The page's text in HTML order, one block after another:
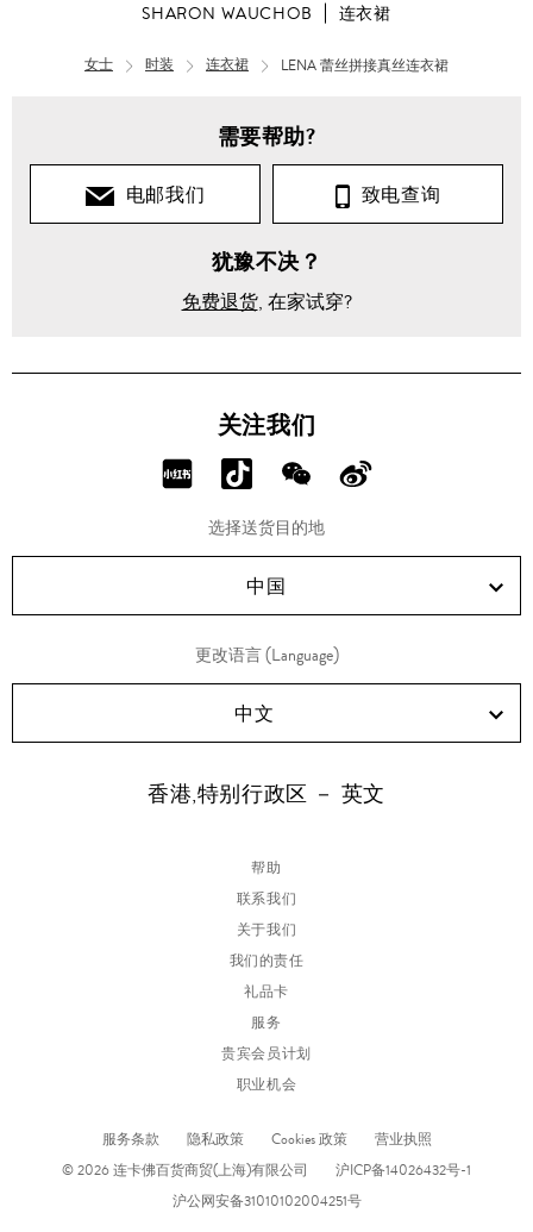
SHARON WAUCHOB 连衣裙
女士 时装 连衣裙 LENA 蕾丝拼接真丝连衣裙
需要帮助?
电邮我们 致电查询
犹豫不决？
免费退货, 在家试穿?
关注我们
分
RED!
分
享
Douyin!
分
享
WeChat!
分
Weibo!
选择送货目的地
中国
更改语言 (Language)
中文
香港,特别行政区 － 英文
帮助
联系我们
关于我们
我们的责任
礼品卡
服务
贵宾会员计划
职业机会
服务条款 隐私政策 Cookies 政策
营业执照
© 2026 连卡佛百货商贸(上海)有限公司
沪ICP备14026432号-1
沪公网安备31010102004251号